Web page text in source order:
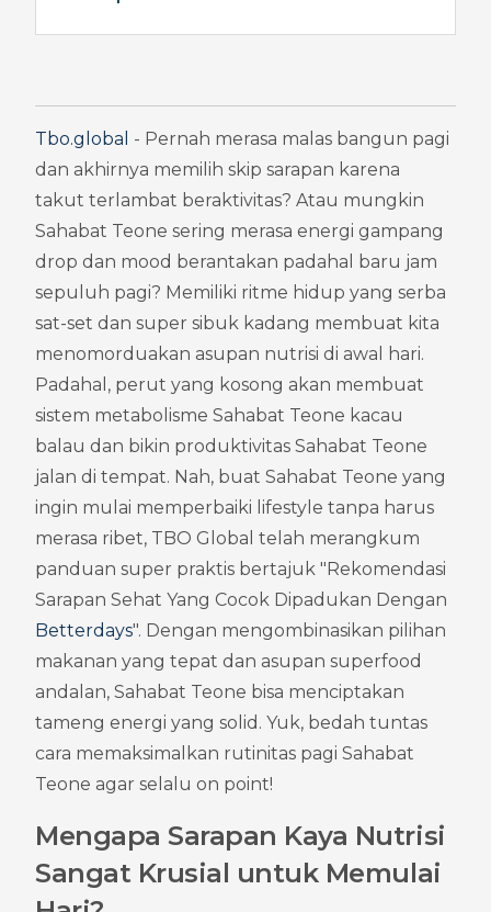
Tbo.global - Pernah merasa malas bangun pagi
dan akhirnya memilih skip sarapan karena
takut terlambat beraktivitas? Atau mungkin
Sahabat Teone sering merasa energi gampang
drop dan mood berantakan padahal baru jam
sepuluh pagi? Memiliki ritme hidup yang serba
sat-set dan super sibuk kadang membuat kita
menomorduakan asupan nutrisi di awal hari.
Padahal, perut yang kosong akan membuat
sistem metabolisme Sahabat Teone kacau
balau dan bikin produktivitas Sahabat Teone
jalan di tempat. Nah, buat Sahabat Teone yang
ingin mulai memperbaiki lifestyle tanpa harus
merasa ribet, TBO Global telah merangkum
panduan super praktis bertajuk "Rekomendasi
Betterdays". Dengan mengombinasikan pilihan
makanan yang tepat dan asupan superfood
andalan, Sahabat Teone bisa menciptakan
tameng energi yang solid. Yuk, bedah tuntas
cara memaksimalkan rutinitas pagi Sahabat
Teone agar selalu on point!
Mengapa Sarapan Kaya Nutrisi
Sangat Krusial untuk Memulai